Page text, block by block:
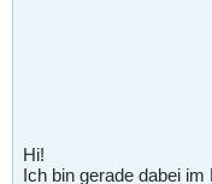
Hi!
Ich bin gerade dabei